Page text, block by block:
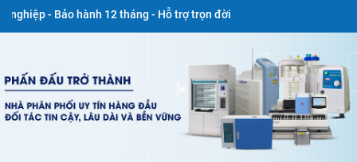
- Bảo hành 12 tháng - Hỗ trợ trọn đời